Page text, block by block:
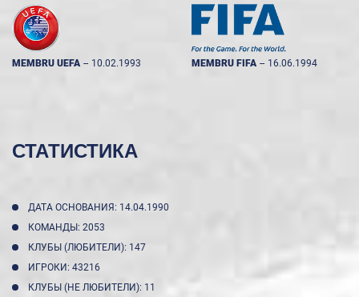
MEMBRU UEFA -- 10.02.1993 MEMBRU FIFA -- 16.06.1994
СТАТИСТИКА
ДАТА ОСНОВАНИЯ: 14.04.1990
КОМАНДЫ: 2053
КЛУБЫ (ЛЮБИТЕЛИ): 147
ИГРОКИ: 43216
КЛУБЫ (НЕ ЛЮБИТЕЛИ): 11